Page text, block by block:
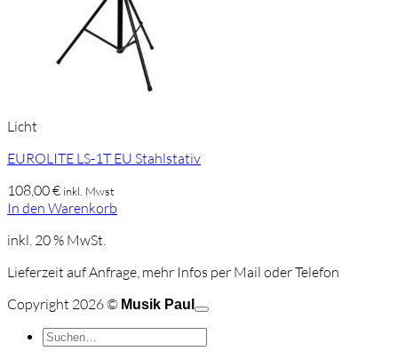
Licht
EUROLITE LS-1T EU Stahlstativ
108,00€ inkl. Mwst
In den Warenkorb
inkl. 20 % MwSt.
Lieferzeit auf Anfrage, mehr Infos per Mail oder Telefon
Copyright 2026 © Musik Paul
Suchen